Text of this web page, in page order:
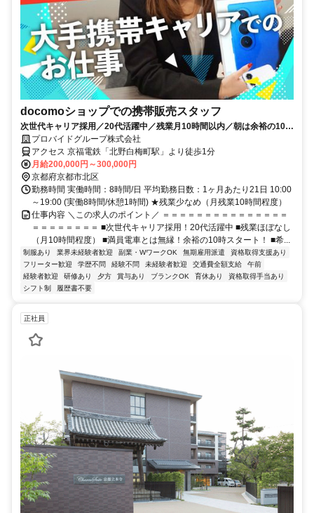
docomoショップでの携帯販売スタッフ
次世代キャリア採用／20代活躍中／残業月10時間以内／朝は余裕の10時
スタート
プロバイドグループ株式会社
アクセス 京福電鉄「北野白梅町駅」より徒歩1分
月給200,000円～300,000円
京都府京都市北区
勤務時間 実働時間：8時間/日 平均勤務日数：1ヶ月あたり21日 10:00
～19:00 (実働8時間/休憩1時間) ★残業少なめ（月残業10時間程度）
仕事内容 ＼この求人のポイント／ ＝＝＝＝＝＝＝＝＝＝＝＝＝＝＝
＝＝＝＝＝＝＝＝ ■次世代キャリア採用！20代活躍中 ■残業ほぼなし
（月10時間程度） ■満員電車とは無縁！余裕の10時スタート！ ■希...
制服あり 業界未経験者歓迎 副業・WワークOK 無期雇用派遣
資格取得支援あり
フリーター歓迎
学歴不問 経験不問 未経験者歓迎 交通費全額支給
午前
経験者歓迎
研修あり 夕方 賞与あり ブランクOK 育休あり
資格取得手当あり
シフト制
履歴書不要
正社員